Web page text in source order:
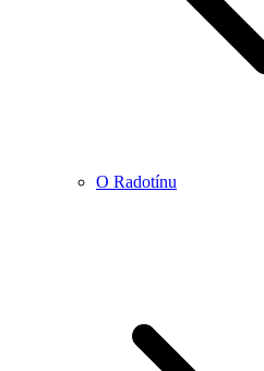
O Radotínu